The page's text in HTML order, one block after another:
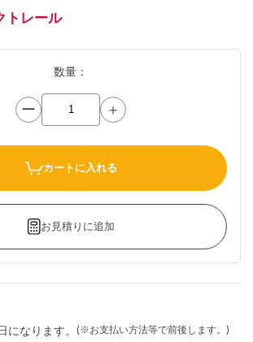
トレール
数量：
ー ＋
カートに入れる
お見積りに追加
になります。
(※お支払い方法等で前後します。)